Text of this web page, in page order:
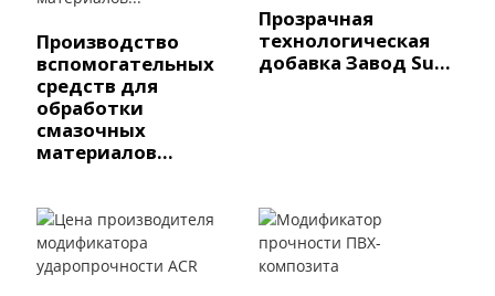
Производство
вспомогательных
средств для
обработки
смазочных
материалов...
Прозрачная
технологическая
добавка Завод Su...